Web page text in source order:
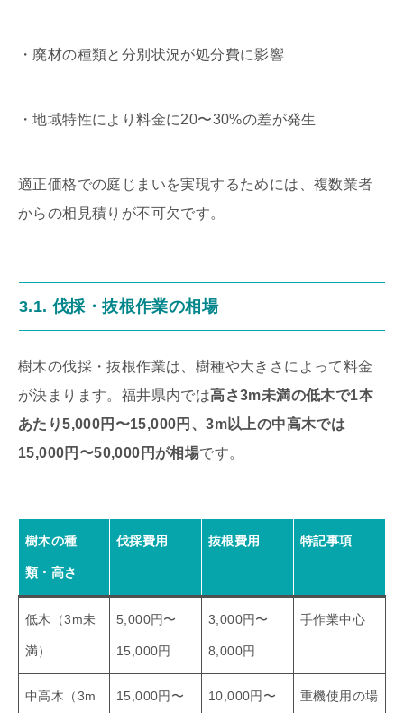
・廃材の種類と分別状況が処分費に影響
・地域特性により料金に20〜30%の差が発生
適正価格での庭じまいを実現するためには、複数業者
からの相見積りが不可欠です。
3.1. 伐採・抜根作業の相場
樹木の伐採・抜根作業は、樹種や大きさによって料金
が決まります。福井県内では高さ3m未満の低木で1本
あたり5,000円〜15,000円、3m以上の中高木では
15,000円〜50,000円が相場です。
樹木の種
類・高さ
伐採費用 抜根費用 特記事項
低木（3m未
満）
5,000円〜
15,000円
3,000円〜
8,000円
手作業中心
中高木（3m 15,000円〜 10,000円〜 重機使用の場